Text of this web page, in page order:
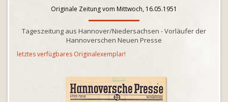
Originale Zeitung vom Mittwoch, 16.05.1951
Tageszeitung aus Hannover/Niedersachsen - Vorläufer der
Hannoverschen Neuen Presse
letztes verfügbares Originalexemplar!